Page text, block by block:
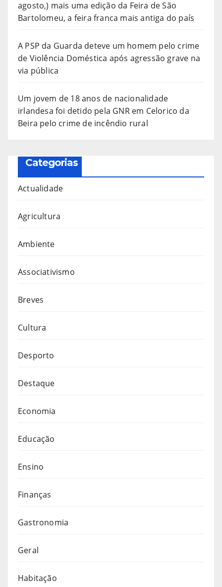
agosto,) mais uma edição da Feira de São
Bartolomeu, a feira franca mais antiga do país
A PSP da Guarda deteve um homem pelo crime
de Violência Doméstica após agressão grave na
via pública
Um jovem de 18 anos de nacionalidade
irlandesa foi detido pela GNR em Celorico da
Beira pelo crime de incêndio rural
Categorias
Actualidade
Agricultura
Ambiente
Associativismo
Breves
Cultura
Desporto
Destaque
Economia
Educação
Ensino
Finanças
Gastronomia
Geral
Habitação